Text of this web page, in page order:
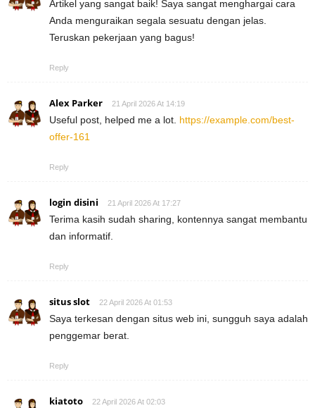
Artikel yang sangat baik! Saya sangat menghargai cara
Anda menguraikan segala sesuatu dengan jelas.
Teruskan pekerjaan yang bagus!
Reply
Alex Parker 21 April 2026 At 14:19
Useful post, helped me a lot. https://example.com/best-
offer-161
Reply
login disini 21 April 2026 At 17:27
Terima kasih sudah sharing, kontennya sangat membantu
dan informatif.
Reply
situs slot 22 April 2026 At 01:53
Saya terkesan dengan situs web ini, sungguh saya adalah
penggemar berat.
Reply
kiatoto 22 April 2026 At 02:03